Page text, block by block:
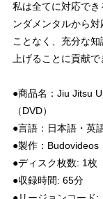
私は全てに対応で
ンダメンタルから
ことなく、充分な
上げることに貢献で
●商品名：Jiu Jitsu
（DVD）
●言語：日本語・英
●製作：Budovideos
●ディスク枚数: 1枚
●収録時間: 65分